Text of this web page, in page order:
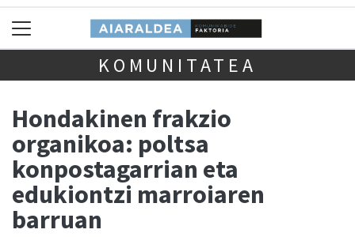
KOMUNITATEA
Hondakinen frakzio
organikoa: poltsa
konpostagarrian eta
edukiontzi marroiaren
barruan